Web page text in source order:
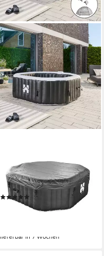
Getränkehalter und
Sonnendach, für 6 Personen,
130 Luftdüsen, Aufblasbarer
Whirlpool
(1)
549,00 € UVP
699,00 €
lieferbar in 7 Wochen